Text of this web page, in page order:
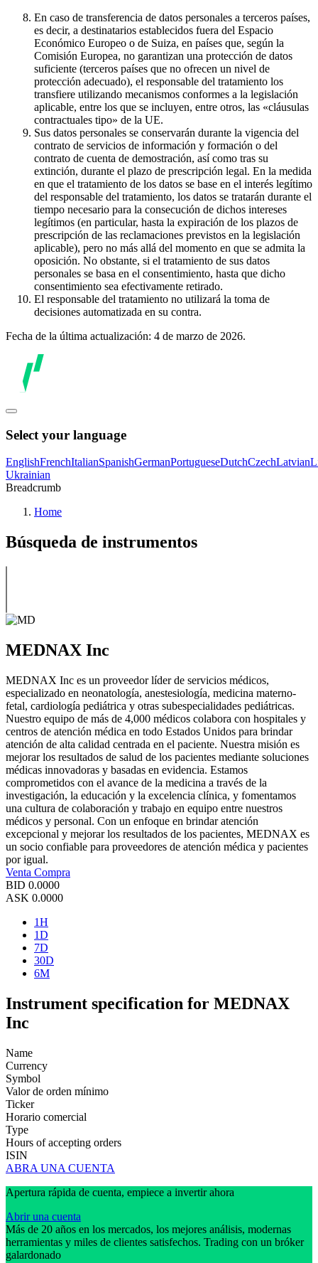
En caso de transferencia de datos personales a terceros países,
es decir, a destinatarios establecidos fuera del Espacio
Económico Europeo o de Suiza, en países que, según la
Comisión Europea, no garantizan una protección de datos
suficiente (terceros países que no ofrecen un nivel de
protección adecuado), el responsable del tratamiento los
transfiere utilizando mecanismos conformes a la legislación
aplicable, entre los que se incluyen, entre otros, las «cláusulas
contractuales tipo» de la UE.
Sus datos personales se conservarán durante la vigencia del
contrato de servicios de información y formación o del
contrato de cuenta de demostración, así como tras su
extinción, durante el plazo de prescripción legal. En la medida
en que el tratamiento de los datos se base en el interés legítimo
del responsable del tratamiento, los datos se tratarán durante el
tiempo necesario para la consecución de dichos intereses
legítimos (en particular, hasta la expiración de los plazos de
prescripción de las reclamaciones previstos en la legislación
aplicable), pero no más allá del momento en que se admita la
oposición. No obstante, si el tratamiento de sus datos
personales se basa en el consentimiento, hasta que dicho
consentimiento sea efectivamente retirado.
El responsable del tratamiento no utilizará la toma de
decisiones automatizada en su contra.
Fecha de la última actualización: 4 de marzo de 2026.
Select your language
EnglishFrenchItalianSpanishGermanPortugueseDutchCzechLatvian
Ukrainian
Breadcrumb
Home
Búsqueda de instrumentos
MEDNAX Inc
MEDNAX Inc es un proveedor líder de servicios médicos,
especializado en neonatología, anestesiología, medicina materno-
fetal, cardiología pediátrica y otras subespecialidades pediátricas.
Nuestro equipo de más de 4,000 médicos colabora con hospitales y
centros de atención médica en todo Estados Unidos para brindar
atención de alta calidad centrada en el paciente. Nuestra misión es
mejorar los resultados de salud de los pacientes mediante soluciones
médicas innovadoras y basadas en evidencia. Estamos
comprometidos con el avance de la medicina a través de la
investigación, la educación y la excelencia clínica, y fomentamos
una cultura de colaboración y trabajo en equipo entre nuestros
médicos y personal. Con un enfoque en brindar atención
excepcional y mejorar los resultados de los pacientes, MEDNAX es
un socio confiable para proveedores de atención médica y pacientes
por igual.
Venta Compra
BID 0.0000
ASK 0.0000
1H
1D
7D
30D
6M
Instrument specification for MEDNAX
Inc
Name
Currency
Symbol
Valor de orden mínimo
Ticker
Horario comercial
Type
Hours of accepting orders
ISIN
ABRA UNA CUENTA
Apertura rápida de cuenta, empiece a invertir ahora
Abrir una cuenta
Más de 20 años en los mercados, los mejores análisis, modernas
herramientas y miles de clientes satisfechos. Trading con un bróker
galardonado